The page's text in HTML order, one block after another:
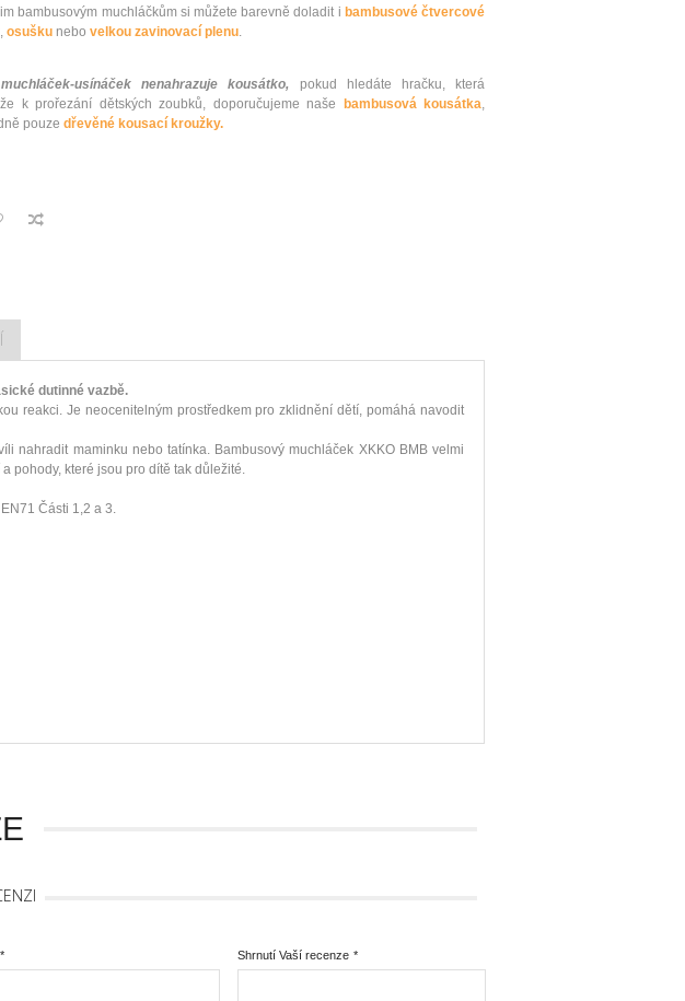
bambusovým muchláčkům si můžete barevně doladit i bambusové čtvercové
, osušku nebo velkou zavinovací plenu.
usínáček nenahrazuje kousátko, pokud hledáte hračku, která
k prořezání dětských zoubků, doporučujeme naše
bambusová kousátka,
pouze dřevěné kousací kroužky.
dutinné vazbě.
reakci. Je neocenitelným prostředkem pro zklidnění dětí, pomáhá navodit
nahradit maminku nebo tatínka. Bambusový muchláček XKKO BMB velmi
pohody, které jsou pro dítě tak důležité.
Části 1,2 a 3.
* *
Shrnutí Vaší recenze